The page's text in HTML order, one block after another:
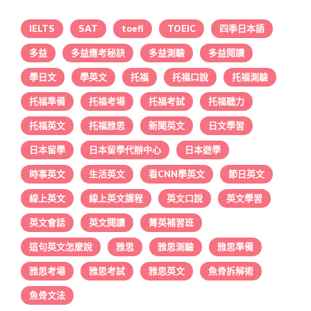
IELTS SAT toefl TOEIC 四季日本語
多益 多益應考秘訣 多益測驗 多益閱讀
學日文 學英文 托福 托福口說 托福測驗
托福準備 托福考場 托福考試 托福聽力
托福英文 托福雅思 新聞英文 日文學習
日本留學 日本留學代辦中心 日本遊學
時事英文 生活英文 看CNN學英文 節日英文
線上英文 線上英文課程 英文口說 英文學習
英文會話 英文閱讀 菁英補習班
這句英文怎麼說 雅思 雅思測驗 雅思準備
雅思考場 雅思考試 雅思英文 魚骨拆解術
魚骨文法